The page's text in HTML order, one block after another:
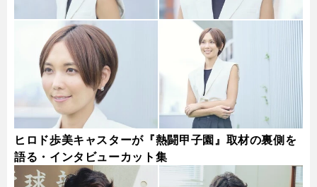
ヒロド歩美キャスターが『熱闘甲子園』取材の裏側を
語る・インタビューカット集